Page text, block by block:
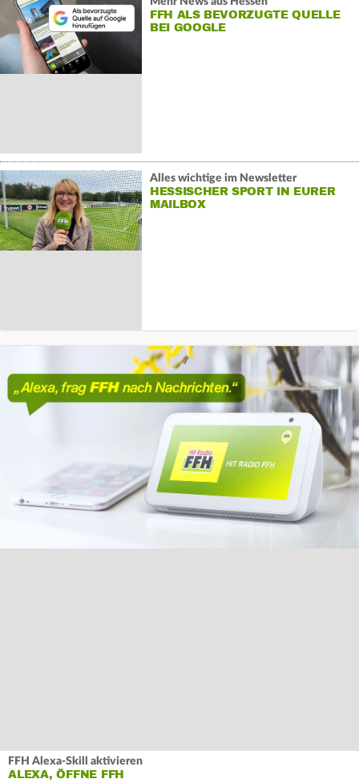
FFH ALS BEVORZUGTE QUELLE
BEI GOOGLE
Alles wichtige im Newsletter
HESSISCHER SPORT IN EURER
MAILBOX
FFH Alexa-Skill aktivieren
ALEXA, ÖFFNE FFH